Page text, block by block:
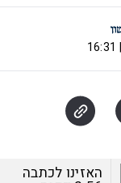
האזינו לכתבה